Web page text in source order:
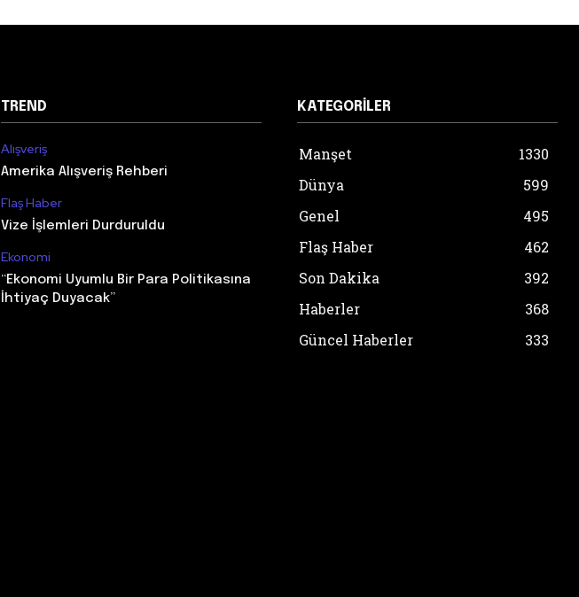
TREND
Alışveriş
Amerika Alışveriş Rehberi
Flaş Haber
Vize İşlemleri Durduruldu
Ekonomi
“Ekonomi Uyumlu Bir Para Politikasına
İhtiyaç Duyacak”
KATEGORILER
Manşet
1330
Dünya
599
Genel
495
Flaş Haber
462
Son Dakika
392
Haberler
368
Güncel Haberler
333